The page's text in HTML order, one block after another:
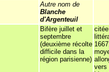
Autre nom de
Blanche
d'Argenteuil
Bifère juillet et
septembre
(deuxième récolte
difficile dans la
région parisienne)
vers